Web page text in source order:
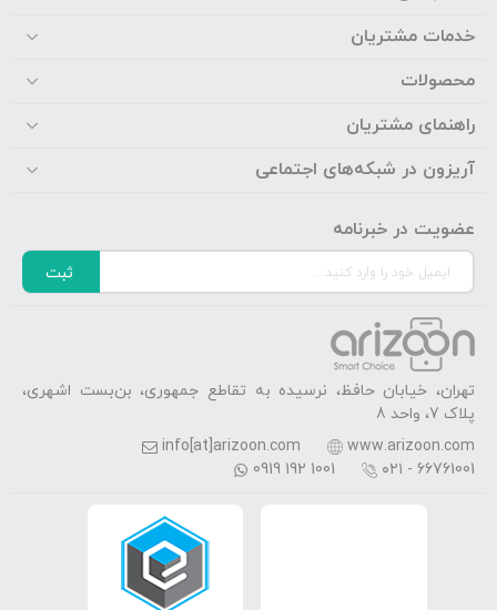
خدمات مشتریان
محصولات
راهنمای مشتریان
آریزون در شبکه‌های اجتماعی
عضویت در خبرنامه
ثبت
تهران، خیابان حافظ، نرسیده به تقاطع جمهوری، بن‌بست اشهری،
پلاک 7، واحد 8
www.arizoon.com
info[at]arizoon.com
۰۲۱ - 66761001
0919 192 1001